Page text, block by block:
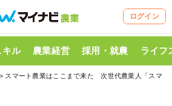
ログイン
キル 農業経営 採用・就農 ライフ
> スマート農業はここまで来た 次世代農業人「スマ